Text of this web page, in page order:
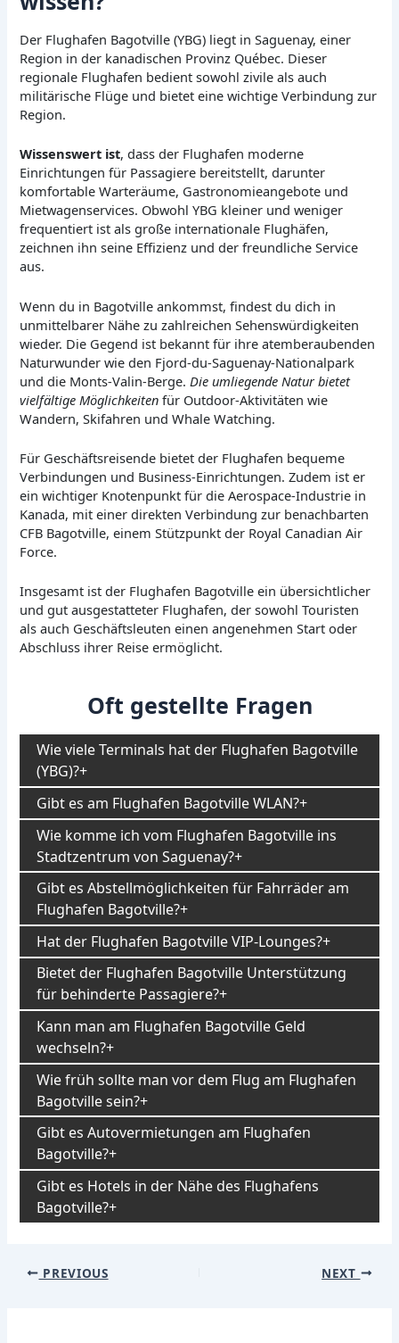
Der Flughafen Bagotville (YBG) liegt in Saguenay, einer
Region in der kanadischen Provinz Québec. Dieser
regionale Flughafen bedient sowohl zivile als auch
militärische Flüge und bietet eine wichtige Verbindung zur
Region.
Wissenswert ist, dass der Flughafen moderne
Einrichtungen für Passagiere bereitstellt, darunter
komfortable Warteräume, Gastronomieangebote und
Mietwagenservices. Obwohl YBG kleiner und weniger
frequentiert ist als große internationale Flughäfen,
zeichnen ihn seine Effizienz und der freundliche Service
aus.
Wenn du in Bagotville ankommst, findest du dich in
unmittelbarer Nähe zu zahlreichen Sehenswürdigkeiten
wieder. Die Gegend ist bekannt für ihre atemberaubenden
Naturwunder wie den Fjord-du-Saguenay-Nationalpark
und die Monts-Valin-Berge. Die umliegende Natur bietet
vielfältige Möglichkeiten für Outdoor-Aktivitäten wie
Wandern, Skifahren und Whale Watching.
Für Geschäftsreisende bietet der Flughafen bequeme
Verbindungen und Business-Einrichtungen. Zudem ist er
ein wichtiger Knotenpunkt für die Aerospace-Industrie in
Kanada, mit einer direkten Verbindung zur benachbarten
CFB Bagotville, einem Stützpunkt der Royal Canadian Air
Force.
Insgesamt ist der Flughafen Bagotville ein übersichtlicher
und gut ausgestatteter Flughafen, der sowohl Touristen
als auch Geschäftsleuten einen angenehmen Start oder
Abschluss ihrer Reise ermöglicht.
Oft gestellte Fragen
Wie viele Terminals hat der Flughafen Bagotville
(YBG)?
Gibt es am Flughafen Bagotville WLAN?
Wie komme ich vom Flughafen Bagotville ins
Stadtzentrum von Saguenay?
Gibt es Abstellmöglichkeiten für Fahrräder am
Flughafen Bagotville?
Hat der Flughafen Bagotville VIP-Lounges?
Bietet der Flughafen Bagotville Unterstützung
für behinderte Passagiere?
Kann man am Flughafen Bagotville Geld
wechseln?
Wie früh sollte man vor dem Flug am Flughafen
Bagotville sein?
Gibt es Autovermietungen am Flughafen
Bagotville?
Gibt es Hotels in der Nähe des Flughafens
Bagotville?
Post
PREVIOUS NEXT